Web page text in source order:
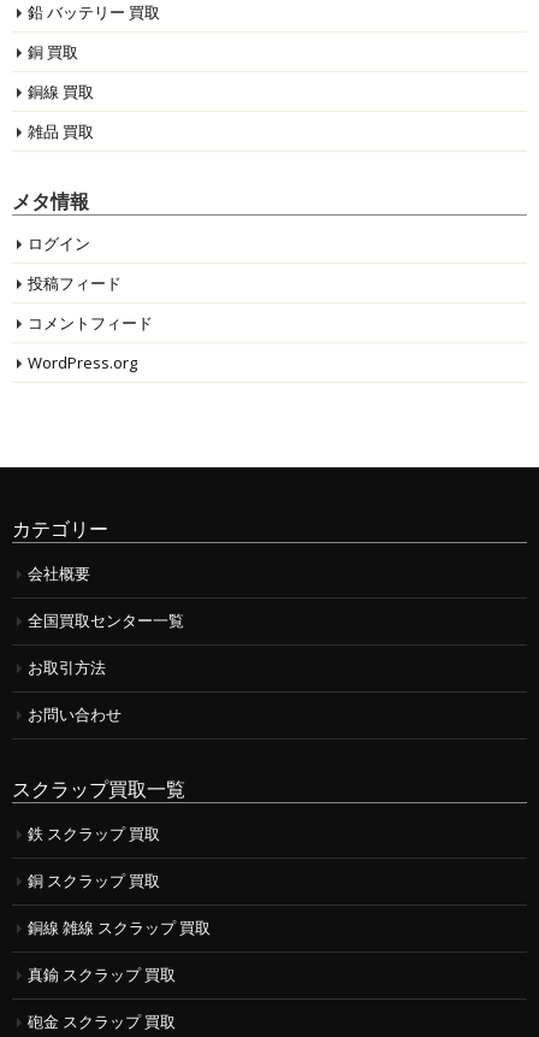
鉛 バッテリー 買取
銅 買取
銅線 買取
雑品 買取
メタ情報
ログイン
投稿フィード
コメントフィード
WordPress.org
カテゴリー
会社概要
全国買取センター一覧
お取引方法
お問い合わせ
スクラップ買取一覧
鉄 スクラップ 買取
銅 スクラップ 買取
銅線 雑線 スクラップ 買取
真鍮 スクラップ 買取
砲金 スクラップ 買取